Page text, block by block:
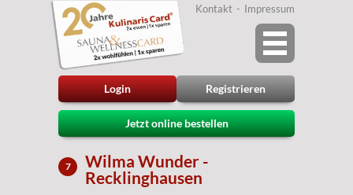
Login Registrieren
Kontakt Impressum
Jetzt online bestellen
7
Wilma Wunder -
Recklinghausen